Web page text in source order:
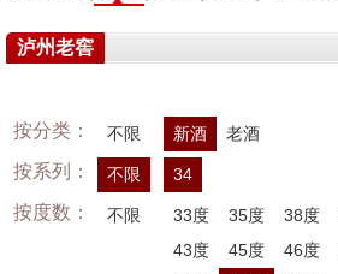
泸州老窖
按分类： 不限 新酒 老酒
按系列： 不限 34
按度数： 不限 33度 35度 38度
43度
45度 46度